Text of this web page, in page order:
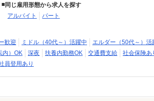
同じ雇用形態から求人を探す
アルバイト
パート
歓迎 ミドル（40代～）活躍中
エルダー（50代～）活
内）OK 深夜 扶養内勤務OK 交通費支給
社会保険あ
員登用あり